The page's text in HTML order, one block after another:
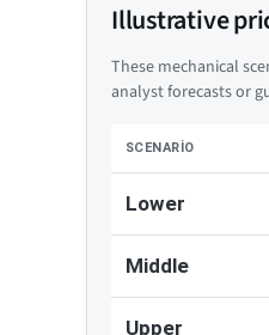
Illustrative
These mechanical
analyst forecasts or
SCENARIO
Lower
Middle
Upper